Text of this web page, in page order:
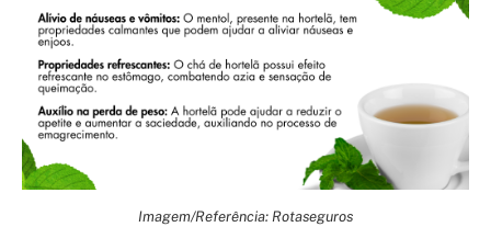
Imagem/Referência: Rotaseguros